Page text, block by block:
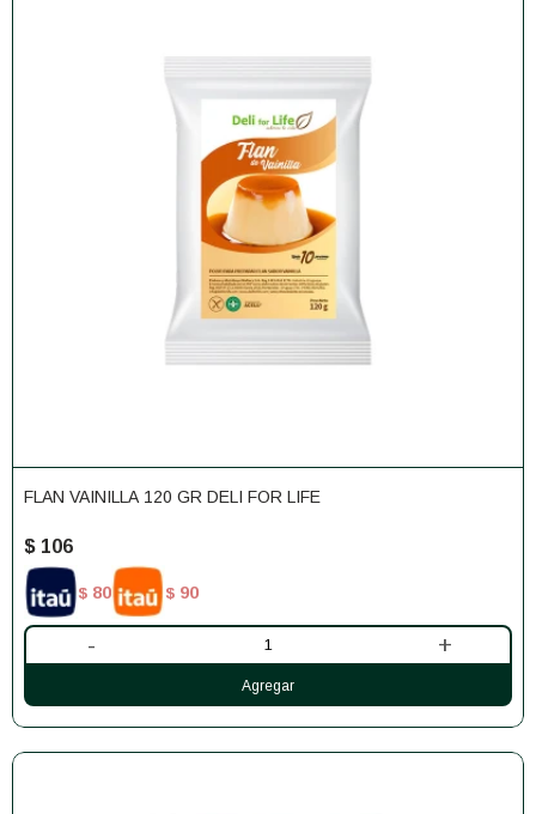
FLAN VAINILLA 120 GR DELI FOR LIFE
$ 106
$ 80 $ 90
- +